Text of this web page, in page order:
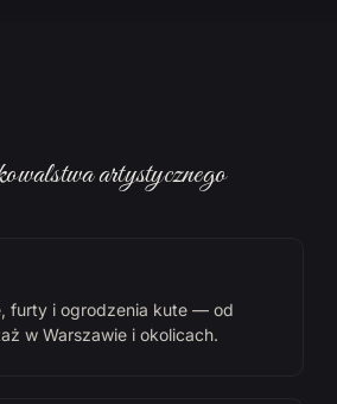
artystycznego
furty i ogrodzenia kute — od
w Warszawie i okolicach.